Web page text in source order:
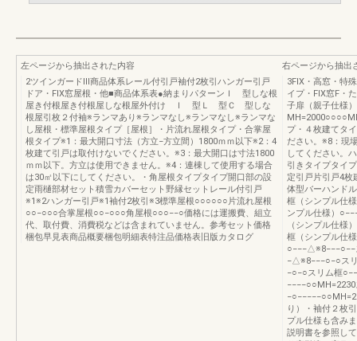
左ページから抽出された内容
2ツインガードⅢ商品体系レール付引戸袖付2枚引ハンガー引戸
ドア・FIX窓屋根・他■商品体系表●納まりパターンＩ 型しな根
屋き付根屋き付根屋しな根屋外付け Ｉ 型Ｌ 型Ｃ 型しな
根屋引枚２付袖※ランマあり※ランマなし※ランマなし※ランマな
し屋根・標準屋根タイプ［屋根］・片流れ屋根タイプ・合掌屋
根タイプ※1：最大開口寸法（方立−方立間）1800ｍｍ以下※2：4
枚建て引戸は取付けないでください。※3：最大開口は寸法1800
ｍｍ以下。方立は使用できません。※4：連棟して使用する場合
は30㎡以下にしてください。・角屋根タイプタイプ開口部の設
定雨樋部材セット積雪カバーセット野縁セットレール付引戸
※1※2ハンガー引戸※1袖付2枚引※3標準屋根○○○○○○片流れ屋根
○○−○○○合掌屋根○○−○○○角屋根○○○−−○価格には運搬費、組立
代、取付費、消費税などは含まれていません。参考セット価格
梱包早見表商品概要梱包明細表特注品価格表旧版カタログ
右ページから抽出
3FIX・高窓・特
イプ・FIX窓F・
子扉（親子仕様
プ・４枚建てタ
ださい。※8：現
してください。
引きタイプタイ
定引戸片引戸4枚
体型バーハンド
框（シンプル仕
ンプル仕様）
（シンプル仕
框（シンプル仕
○−−−△※8−−−○−−
−△※8−−−○−○ス
−○−○スリム框
り）・袖付２枚
プル仕様も含み
説明書を参照し